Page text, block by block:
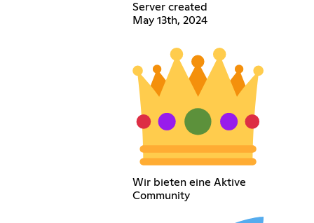
Server created
May 13th, 2024
Wir bieten eine Aktive
Community